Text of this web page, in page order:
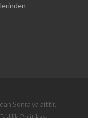
Sonra'ya aittir.